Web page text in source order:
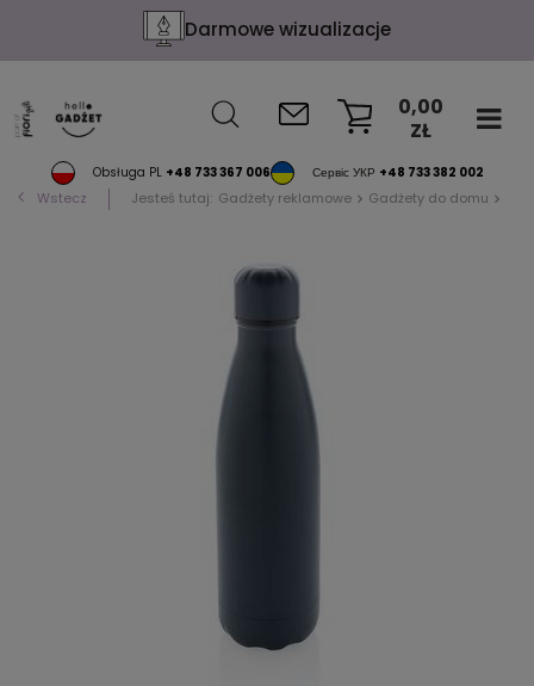
Darmowe wizualizacje
Obsługa PL +48 733 367 006 Сервіс УКР +48 733 382 002
0,00
ZŁ
Wstecz Jesteś tutaj: Gadżety reklamowe Gadżety do domu